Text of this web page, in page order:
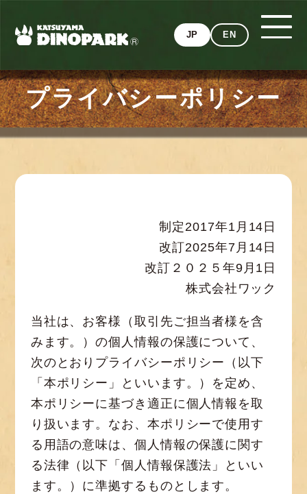
JP EN
プライバシーポリシー
制定2017年1月14日
改訂2025年7月14日
改訂２０２５年9月1日
株式会社ワック
当社は、お客様（取引先ご担当者様を含
みます。）の個人情報の保護について、
次のとおりプライバシーポリシー（以下
「本ポリシー」といいます。）を定め、
本ポリシーに基づき適正に個人情報を取
り扱います。なお、本ポリシーで使用す
る用語の意味は、個人情報の保護に関す
る法律（以下「個人情報保護法」といい
ます。）に準拠するものとします。